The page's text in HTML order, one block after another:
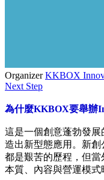
OrganizerKKBOX
Next Step
為什麼KKBOX要舉辦
這是一個創意蓬勃發
造出新型態應用。新
都是艱苦的歷程，但
本質、內容與營運模式